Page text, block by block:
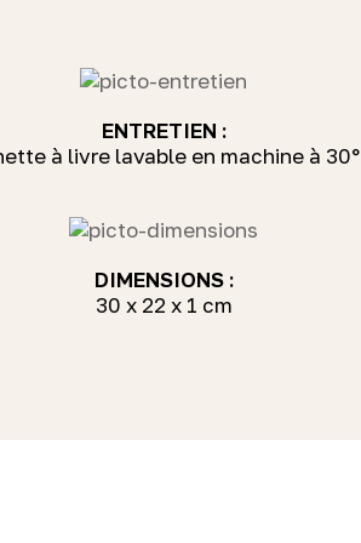
ENTRETIEN :
à livre lavable en machine à
DIMENSIONS :
30 x 22 x 1 cm